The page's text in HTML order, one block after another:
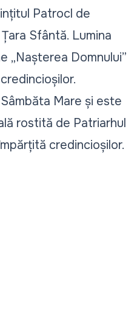
Patrocl de
Sfântă. Lumina
„Nașterea Domnului”
Mare și este
rostită de Patriarhul
credincioșilor.